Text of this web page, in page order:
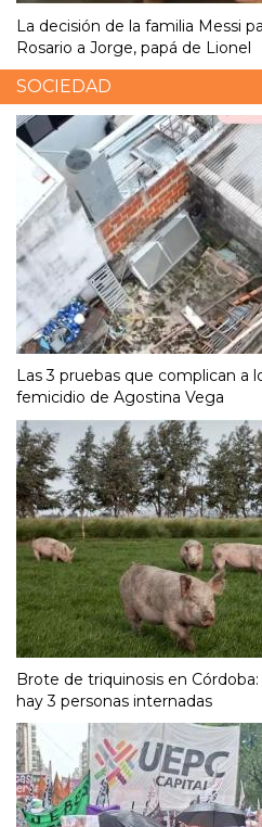
La decisión de la familia Messi
Rosario a Jorge, papá de Lionel
SOCIEDAD
Las 3 pruebas que complican a
femicidio de Agostina Vega
Brote de triquinosis en
hay 3 personas internadas